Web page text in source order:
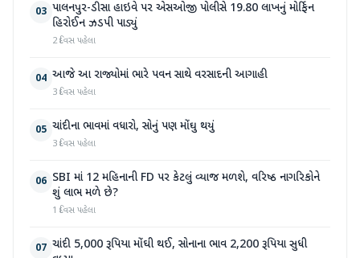
03 પાલનપુર-ડીસા હાઇવે પર એસઓજી પોલીસે 19.80 લાખનું મોર્ફિન
હિરોઈન ઝડપી પાડ્યું
2 દિવસ પહેલા
04 આજે આ રાજ્યોમાં ભારે પવન સાથે વરસાદની આગાહી
3 દિવસ પહેલા
05 ચાંદીના ભાવમાં વધારો, સોનું પણ મોંઘુ થયું
3 દિવસ પહેલા
06 SBI માં 12 મહિનાની FD પર કેટલું વ્યાજ મળશે, વરિષ્ઠ નાગરિકોને
શું લાભ મળે છે?
1 દિવસ પહેલા
07 ચાંદી 5,000 રૂપિયા મોંઘી થઈ, સોનાના ભાવ 2,200 રૂપિયા સુધી